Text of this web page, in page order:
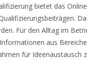
bietet das
Für den Alltag im
aus
für Ideenaustausch